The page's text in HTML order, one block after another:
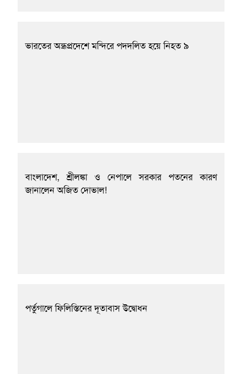
ভারতের অন্ধ্রপ্রদেশে মন্দিরে পদদলিত হয়ে নিহত ৯
বাংলাদেশ, শ্রীলঙ্কা ও নেপালে সরকার পতনের কারণ
জানালেন অজিত দোভাল!
পর্তুগালে ফিলিস্তিনের দূতাবাস উদ্বোধন